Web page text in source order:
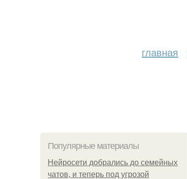
главная
Популярные материалы
Нейросети добрались до семейных
чатов, и теперь под угрозой